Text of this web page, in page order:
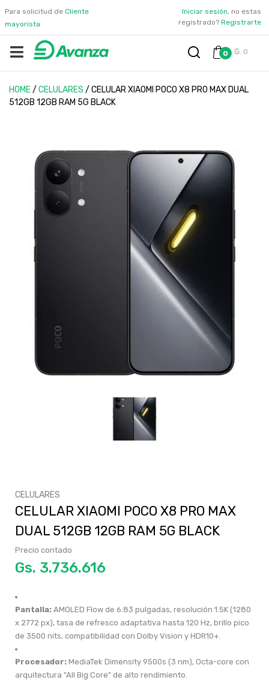
Para solicitud de Cliente
mayorista
Iniciar sesión, no estas
registrado? Registrarte
0 ₲. 0
HOME/ CELULARES / CELULAR XIAOMI POCO X8 PRO MAX DUAL
512GB 12GB RAM 5G BLACK
CELULARES
CELULAR XIAOMI POCO X8 PRO MAX
DUAL 512GB 12GB RAM 5G BLACK
Precio contado
Gs.
Pantalla: AMOLED Flow de 6.83 pulgadas, resolución 1.5K (1280
x 2772 px), tasa de refresco adaptativa hasta 120 Hz, brillo pico
de 3500 nits, compatibilidad con Dolby Vision y HDR10+.
Procesador: MediaTek Dimensity 9500s (3 nm), Octa-core con
arquitectura "All Big Core" de alto rendimiento.